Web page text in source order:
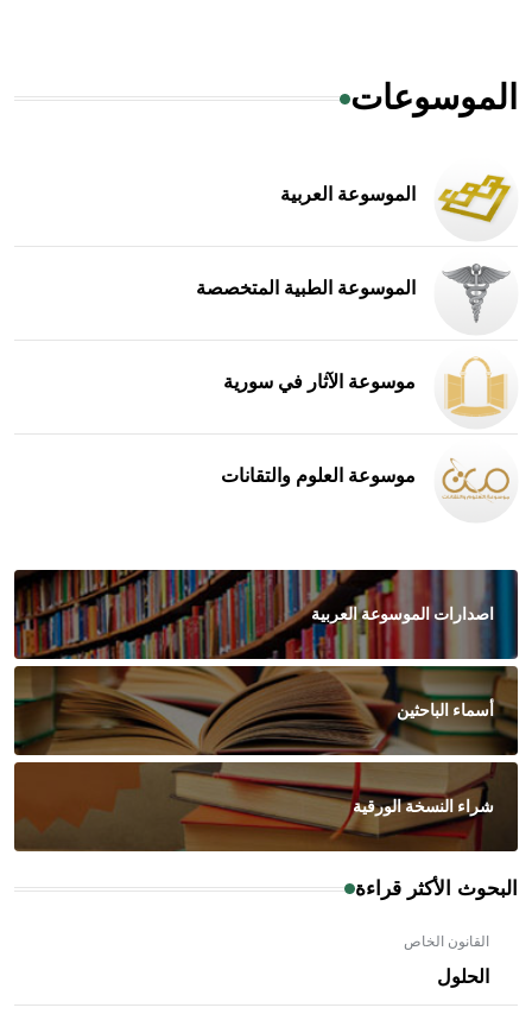
الموسوعات
الموسوعة العربية
الموسوعة الطبية المتخصصة
موسوعة الآثار في سورية
موسوعة العلوم والتقانات
اصدارات الموسوعة العربية
أسماء الباحثين
شراء النسخة الورقية
البحوث الأكثر قراءة
القانون الخاص
الحلول